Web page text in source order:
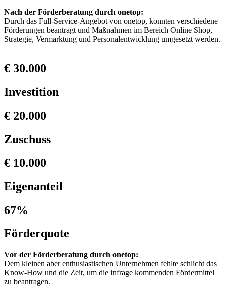
Nach der Förderberatung durch onetop:
Durch das Full-Service-Angebot von onetop, konnten verschiedene
Förderungen beantragt und Maßnahmen im Bereich Online Shop,
Strategie, Vermarktung und Personalentwicklung umgesetzt werden.
€ 30.000
Investition
€ 20.000
Zuschuss
€ 10.000
Eigenanteil
67%
Förderquote
Vor der Förderberatung durch onetop:
Dem kleinen aber enthusiastischen Unternehmen fehlte schlicht das
Know-How und die Zeit, um die infrage kommenden Fördermittel
zu beantragen.